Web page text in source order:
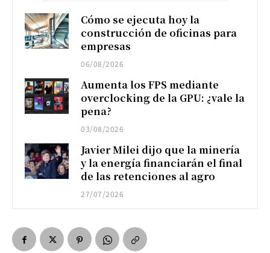
Cómo se ejecuta hoy la
construcción de oficinas para
empresas
06/08/2026
Aumenta los FPS mediante
overclocking de la GPU: ¿vale la
pena?
03/08/2026
Javier Milei dijo que la minería
y la energía financiarán el final
de las retenciones al agro
27/07/2026